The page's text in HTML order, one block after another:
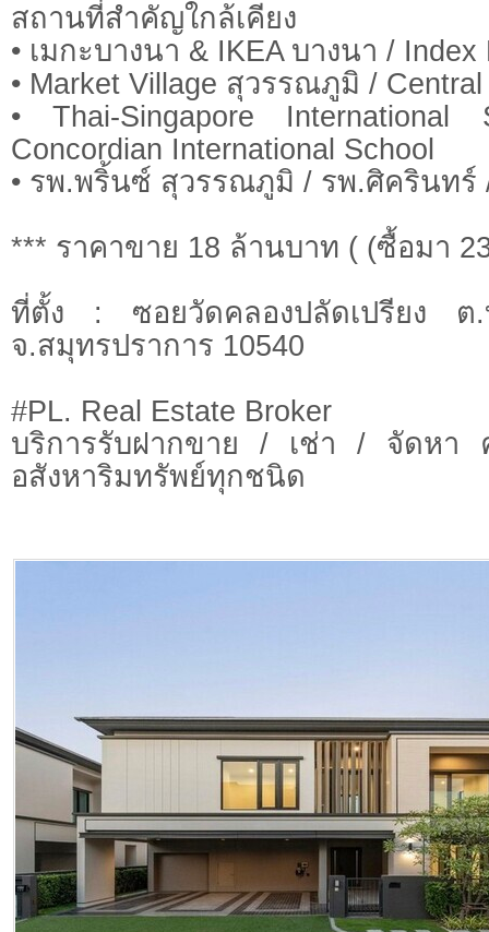
สถานที่สำคัญใกล้เคียง
• เมกะบางนา & IKEA บางนา /
• Market Village สุวรรณภูมิ / Central
• Thai-Singapore
Concordian International School
• รพ.พริ้นซ์ สุวรรณภูมิ / รพ.ศิครินทร์
*** ราคาขาย 18 ล้านบาท ( (ซื้อมา
ที่ตั้ง : ซอยวัดคลองปลัดเปรียง ต.
จ.สมุทรปราการ 10540
#PL. Real Estate Broker
บริการรับฝากขาย / เช่า / จัดห
อสังหาริมทรัพย์ทุกชนิด